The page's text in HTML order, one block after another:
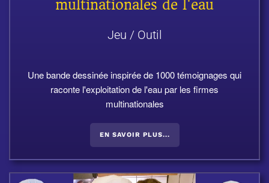
multinationales de l'eau
Jeu / Outil
Une bande dessinée inspirée de 1000 témoignages qui
raconte l'exploitation de l'eau par les firmes
multinationales
EN SAVOIR PLUS...